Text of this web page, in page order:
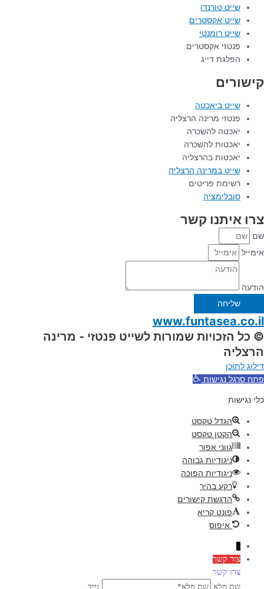
שייט טורנדו
שייט אקסטרים
שייט רומנטי
פנטזי אקסטרים
הפלגת דייג
קישורים
שייט ביאכטה
פנטזי מרינה הרצליה
יאכטה להשכרה
יאכטות להשכרה
יאכטות בהרצליה
שייט במרינה הרצליה
רשימת פריטים
סובלימציה
צרו איתנו קשר
שם
אימייל
הודעה
שליחה
www.funtasea.co.il
© כל הזכויות שמורות לשייט פנטזי - מרינה
הרצליה
דילוג לתוכן
פתח סרגל נגישות
כלי נגישות
הגדל טקסט
הקטן טקסט
גווני אפור
ניגודיות גבוהה
ניגודיות הפוכה
רקע בהיר
הדגשת קישורים
פונט קריא
איפוס
↓
צור קשר
צרו קשר
שם מלא
נייד